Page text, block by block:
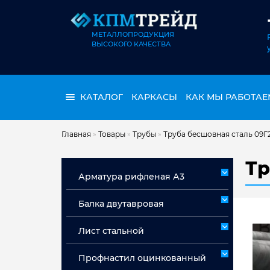
МЕТАЛЛОПРОДУКЦИЯ
ВЫСОКОГО КАЧЕСТВА
КАТАЛОГ КАРКАСЫ КАК МЫ
Главная » Товары » Трубы » Труба бесшовная сталь
Арматура рифленая А3
Арматура мерная А3
Балка двутавровая
Лист стальной
Профнастил оцинкованный